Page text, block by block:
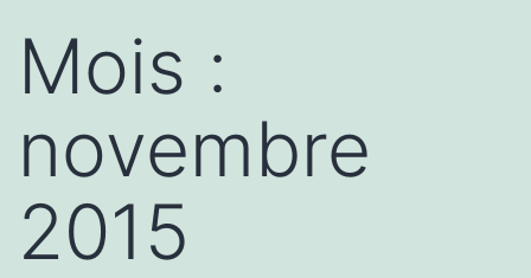
Mois :
novembre
2015